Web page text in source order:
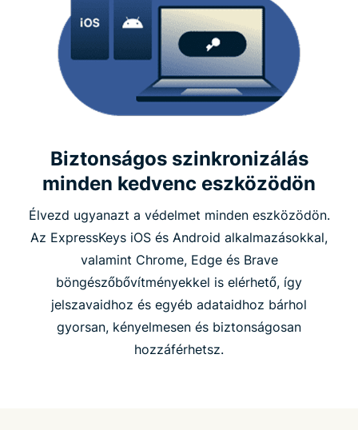
Biztonságos szinkronizálás
minden kedvenc eszközödön
Élvezd ugyanazt a védelmet minden eszközödön.
Az ExpressKeys iOS és Android alkalmazásokkal,
valamint Chrome, Edge és Brave
böngészőbővítményekkel is elérhető, így
jelszavaidhoz és egyéb adataidhoz bárhol
gyorsan, kényelmesen és biztonságosan
hozzáférhetsz.